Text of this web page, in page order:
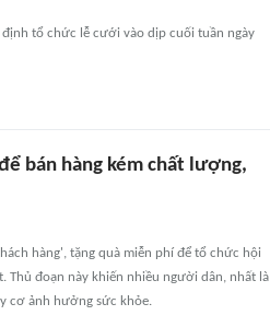
định tổ chức lễ cưới vào dịp cuối tuần ngày
bán hàng kém chất lượng,
hàng', tặng quà miễn phí để tổ chức hội
Thủ đoạn này khiến nhiều người dân, nhất là
cơ ảnh hưởng sức khỏe.